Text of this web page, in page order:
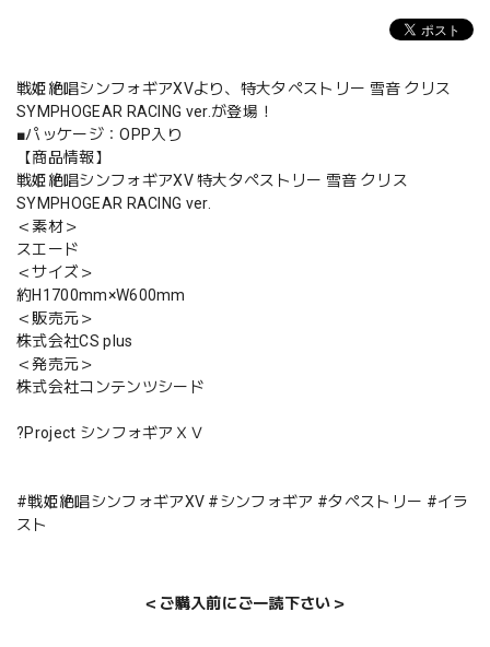
戦姫絶唱シンフォギアXVより、特大タペストリー 雪音 クリス
SYMPHOGEAR RACING ver.が登場！
■パッケージ：OPP入り
【商品情報】
戦姫絶唱シンフォギアXV 特大タペストリー 雪音 クリス
SYMPHOGEAR RACING ver.
＜素材＞
スエード
＜サイズ＞
約H1700mm×W600mm
＜販売元＞
株式会社CS plus
＜発売元＞
株式会社コンテンツシード
?Project シンフォギアＸＶ
#戦姫絶唱シンフォギアXV #シンフォギア #タペストリー #イラ
スト
＜ご購入前にご一読下さい＞